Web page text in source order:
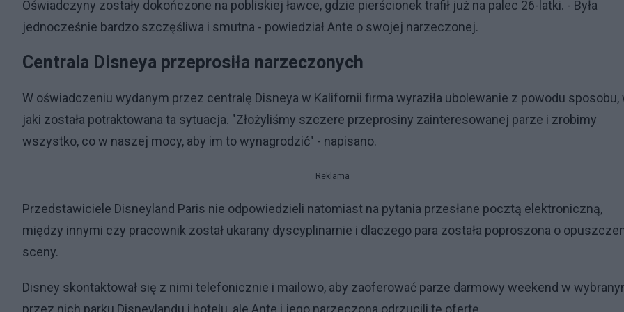
Oświadczyny zostały dokończone na pobliskiej ławce, gdzie pierścionek trafił już na palec 26-latki. - Była
jednocześnie bardzo szczęśliwa i smutna - powiedział Ante o swojej narzeczonej.
Centrala Disneya przeprosiła narzeczonych
W oświadczeniu wydanym przez centralę Disneya w Kalifornii firma wyraziła ubolewanie z powodu sposobu,
jaki została potraktowana ta sytuacja. "Złożyliśmy szczere przeprosiny zainteresowanej parze i zrobimy
wszystko, co w naszej mocy, aby im to wynagrodzić" - napisano.
Reklama
Przedstawiciele Disneyland Paris nie odpowiedzieli natomiast na pytania przesłane pocztą elektroniczną,
między innymi czy pracownik został ukarany dyscyplinarnie i dlaczego para została poproszona o
sceny.
Disney skontaktował się z nimi telefonicznie i mailowo, aby zaoferować parze darmowy weekend w